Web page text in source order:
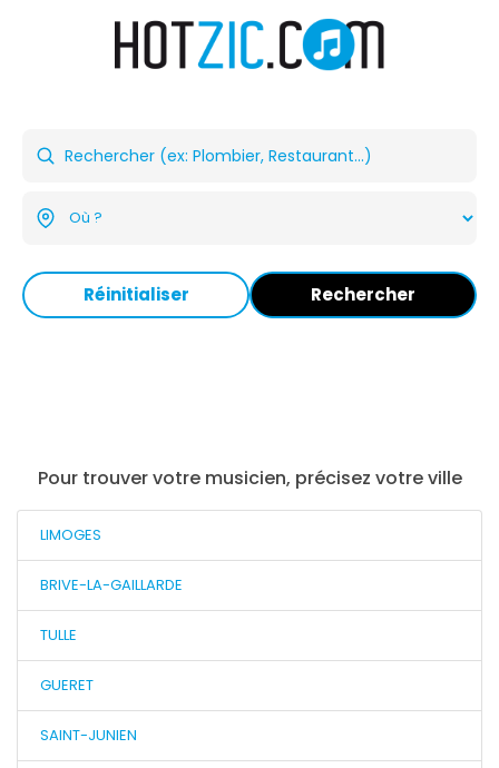
Réinitialiser Rechercher
Pour trouver votre musicien, précisez votre ville
LIMOGES
BRIVE-LA-GAILLARDE
TULLE
GUERET
SAINT-JUNIEN